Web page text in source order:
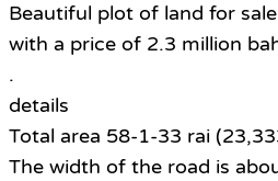
Beautiful plot of land for
with a price of 2.3 million
.
details
Total area 58-1-33 rai
The width of the road is